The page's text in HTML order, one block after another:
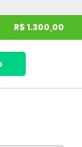
R$ 1.300,00